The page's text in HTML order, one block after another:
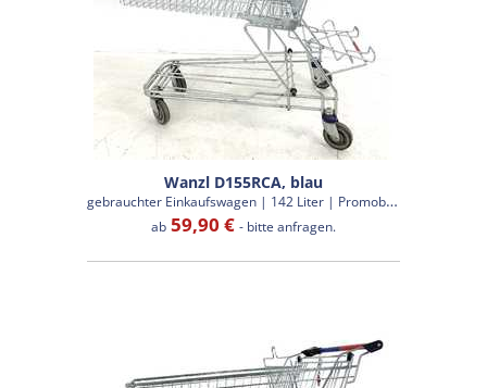
Wanzl D155RCA, blau
g
ebrauchter Einkaufswagen | 142 Liter | Promobox
ab59,90 € - bitte anfragen.